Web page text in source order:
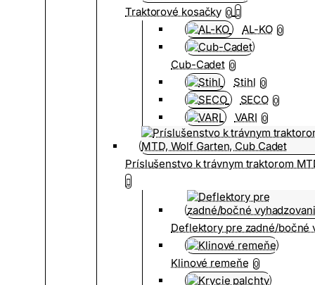
Traktorové kosačky 0
AL-KO 0
Cub-Cadet 0
Stihl 0
SECO 0
VARI 0
Príslušenstvo k trávnym traktorom
Deflektory pre zadné/bočné
Klinové remeňe 0